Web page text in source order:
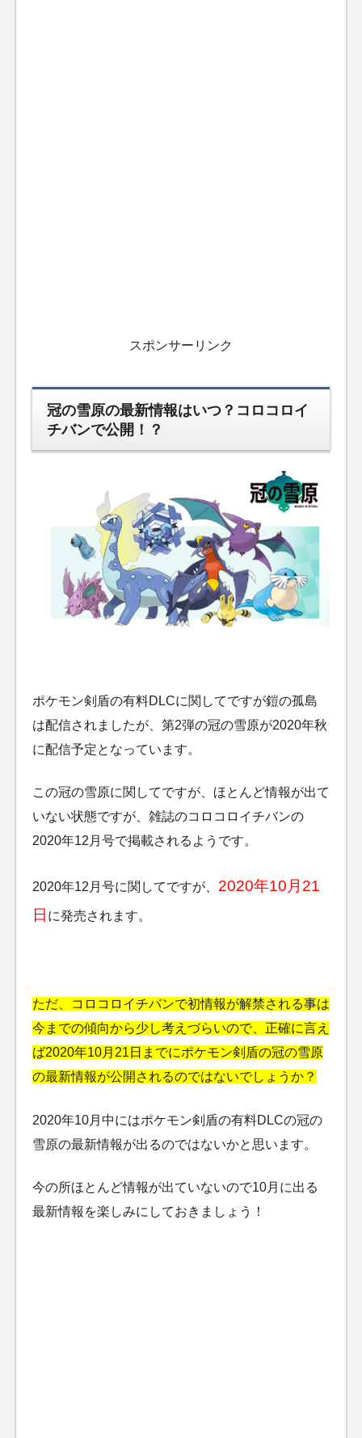
スポンサーリンク
冠の雪原の最新情報はいつ？コロコロイ
チバンで公開！？
ポケモン剣盾の有料DLCに関してですが鎧の孤島
は配信されましたが、第2弾の冠の雪原が2020年秋
に配信予定となっています。
この冠の雪原に関してですが、ほとんど情報が出て
いない状態ですが、雑誌のコロコロイチバンの
2020年12月号で掲載されるようです。
2020年12月号に関してですが、 2020年10月21
日 に発売されます。
ただ、コロコロイチバンで初情報が解禁される事は
今までの傾向から少し考えづらいので、正確に言え
ば2020年10月21日までにポケモン剣盾の冠の雪原
の最新情報が公開されるのではないでしょうか？
2020年10月中にはポケモン剣盾の有料DLCの冠の
雪原の最新情報が出るのではないかと思います。
今の所ほとんど情報が出ていないので10月に出る
最新情報を楽しみにしておきましょう！